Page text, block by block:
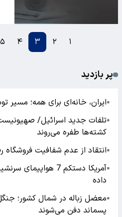
۱ ۲ ۳ ۴ ۵
پر بازدید
●ایران، خانه‌ای برای همه؛ مسیر
●تلفات جدید اسرائیل/
کشته‌ها طفره می‌روند
●انتقاد از عدم شفافیت فروشگاه
●
آمریکا دستکم 7
داده
●معضل زباله در شمال کشور؛
پسماند دفن می‌شوند